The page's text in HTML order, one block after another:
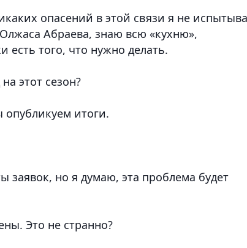
опасений в этой связи я не
Олжаса Абраева, знаю всю «кухню»,
есть того, что нужно делать.
этот сезон?
итоги.
заявок, но я думаю, эта проблема будет
Это не странно?